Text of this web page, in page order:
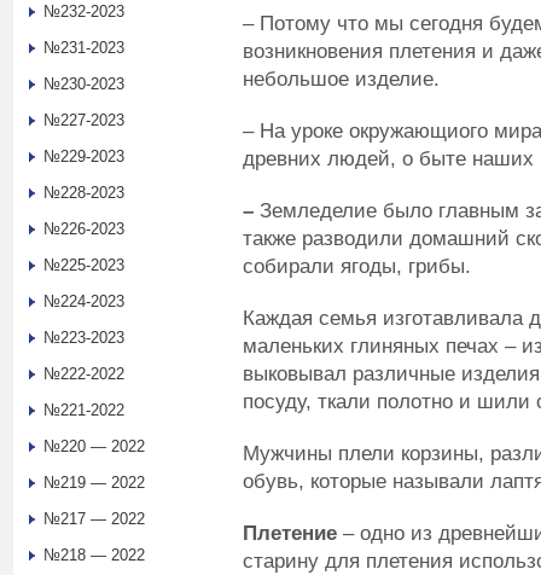
– Потому что мы сегодня
возникновения плетения и
небольшое изделие.
– На уроке окружающиого
древних людей, о быте наших
– Земледелие было главным
также разводили домашний
собирали ягоды, грибы.
Каждая семья изготавливала
маленьких глиняных печах –
выковывал различные
посуду, ткали полотно и шили
Мужчины плели корзины,
обувь, которые называли
Плетение – одно из
старину для плетения
№232-2023
№231-2023
№230-2023
№227-2023
№229-2023
№228-2023
№226-2023
№225-2023
№224-2023
№223-2023
№222-2022
№221-2022
№220 — 2022
№219 — 2022
№217 — 2022
№218 — 2022